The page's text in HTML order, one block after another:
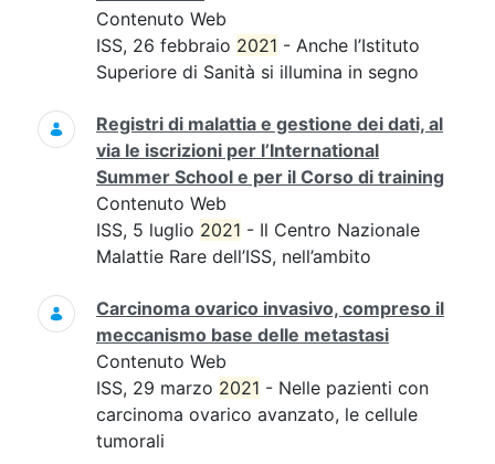
Contenuto Web
ISS, 26 febbraio 2021 - Anche l’Istituto
Superiore di Sanità si illumina in segno
Registri di malattia e gestione dei dati, al
via le iscrizioni per l’International
Summer School e per il Corso di training
Contenuto Web
ISS, 5 luglio 2021 - Il Centro Nazionale
Malattie Rare dell’ISS, nell’ambito
Carcinoma ovarico invasivo, compreso il
meccanismo base delle metastasi
Contenuto Web
ISS, 29 marzo 2021 - Nelle pazienti con
carcinoma ovarico avanzato, le cellule
tumorali